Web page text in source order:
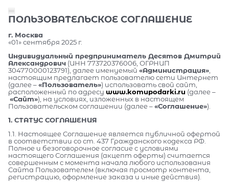
ПОЛЬЗОВАТЕЛЬСКОЕ СОГЛАШЕНИЕ
г. Москва
«01» сентября 2025 г.
Индивидуальный предприниматель Десятов Дмитрий
Александрович (ИНН 773720376006, ОГРНИП
304770000123791), далее именуемый «Администрация»
настоящим предлагает пользователю сети Интернет
(далее –«Пользователь») использовать свой сайт,
расположенный по адресу www.komupodarki.ru (далее –
«Сайт»), на условиях, изложенных в настоящем
Пользовательском соглашении (далее –«Соглашение»).
1. СТАТУС СОГЛАШЕНИЯ
1.1. Настоящее Соглашение является публичной офертой
в соответствии со ст. 437 Гражданского кодекса РФ.
Полное и безоговорочное согласие с условиями
настоящего Соглашения (акцепт оферты) считается
совершенным с момента начала любого использования
Сайта Пользователем (включая просмотр контента,
регистрацию, оформление заказа и иные действия).